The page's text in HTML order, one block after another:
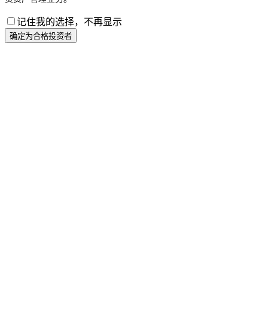
记住我的选择，不再显示
确定为合格投资者